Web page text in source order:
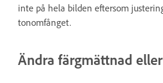
inte på hela bilden eftersom
tonomfånget.
Ändra färgmättnad